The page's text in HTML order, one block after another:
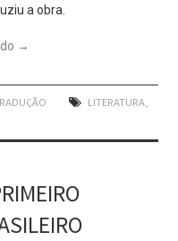
a obra.
→
LITERATURA,